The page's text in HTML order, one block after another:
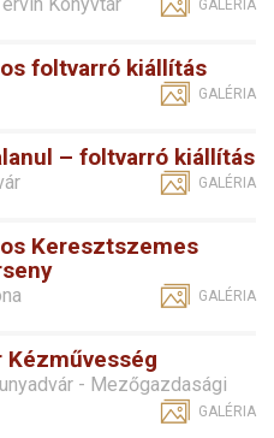
GALÉRIA
foltvarró kiállítás
GALÉRIA
– foltvarró kiállítás
GALÉRIA
Keresztszemes
GALÉRIA
Kézművesség
- Mezőgazdasági
GALÉRIA